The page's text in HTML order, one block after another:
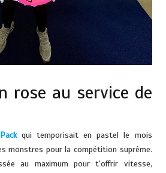
rose au service de
qui temporisait en pastel le mois
monstres pour la compétition suprême.
au maximum pour t’offrir vitesse,